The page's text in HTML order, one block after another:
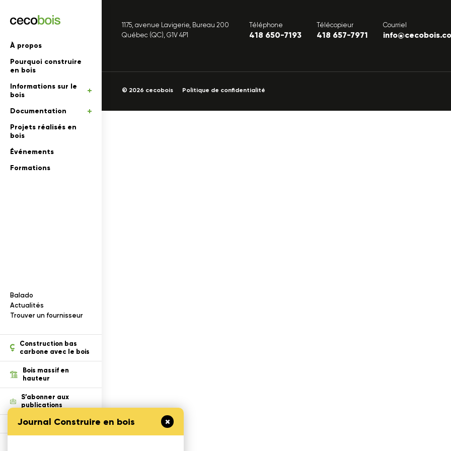
À propos
Pourquoi construire
en bois
Informations sur le
bois
Documentation
Projets réalisés en
bois
Événements
Formations
Balado
Actualités
Trouver un fournisseur
Construction bas
carbone avec le bois
Bois massif en
hauteur
S’abonner aux
publications
Défi Cecobois
Journal Construire en bois
des renseignements
s
en bois
dans un projet
Documentation
1175, avenue Lavigerie, Bureau 200
Québec (QC), G1V 4P1
Téléphone
418 650-7193
Télécopieur
418 657-7971
Courriel
© 2026 cecobois Politique de confidentialité